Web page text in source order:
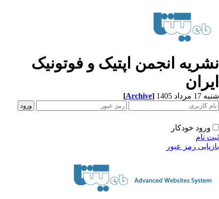
انجمن اپتیک و فوتونیک
مرداد 1405 [Archive]
ورود خودکار
نام
رمز عبور